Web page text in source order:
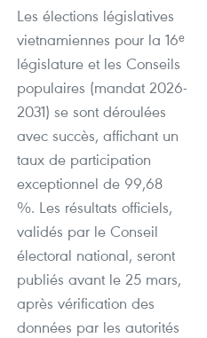
Les élections législatives
vietnamiennes pour la 16ᵉ
législature et les Conseils
populaires (mandat 2026-
2031) se sont déroulées
avec succès, affichant un
taux de participation
exceptionnel de 99,68
%. Les résultats officiels,
validés par le Conseil
électoral national, seront
publiés avant le 25 mars,
après vérification des
données par les autorités